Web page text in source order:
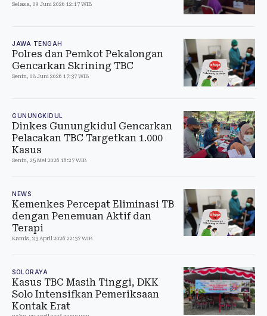
Selasa, 09 Juni 2026 12:17 WIB
JAWA TENGAH
Polres dan Pemkot Pekalongan
Gencarkan Skrining TBC
Senin, 08 Juni 2026 17:37 WIB
GUNUNGKIDUL
Dinkes Gunungkidul Gencarkan
Pelacakan TBC Targetkan 1.000
Kasus
Senin, 25 Mei 2026 16:27 WIB
NEWS
Kemenkes Percepat Eliminasi TB
dengan Penemuan Aktif dan
Terapi
Kamis, 23 April 2026 22:37 WIB
SOLORAYA
Kasus TBC Masih Tinggi, DKK
Solo Intensifkan Pemeriksaan
Kontak Erat